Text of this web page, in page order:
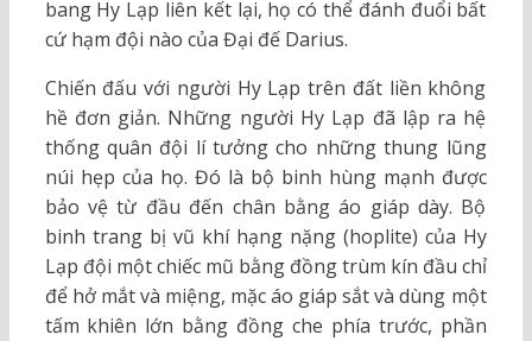
bang Hy Lạp liên kết lại, họ có thể đánh đuổi bất
cứ hạm đội nào của Đại đế Darius.
Chiến đấu với người Hy Lạp trên đất liền không
hề đơn giản. Những người Hy Lạp đã lập ra hệ
thống quân đội lí tưởng cho những thung lũng
núi hẹp của họ. Đó là bộ binh hùng mạnh được
bảo vệ từ đầu đến chân bằng áo giáp dày. Bộ
binh trang bị vũ khí hạng nặng (hoplite) của Hy
Lạp đội một chiếc mũ bằng đồng trùm kín đầu chỉ
để hở mắt và miệng, mặc áo giáp sắt và dùng một
tấm khiên lớn bằng đồng che phía trước, phần